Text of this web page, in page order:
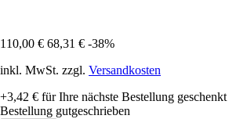
110,00 € 68,31 € -38%
inkl. MwSt. zzgl. Versandkosten
+3,42 € für Ihre nächste Bestellung geschenkt
Bestellung gutgeschrieben